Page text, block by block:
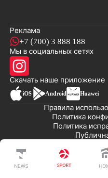
Реклама
+7 (700) 3 888 188
Мы в социальных сетях
Скачать наше приложение
iOS Android Huawei
Политика
Политика
Правила
© 2008-